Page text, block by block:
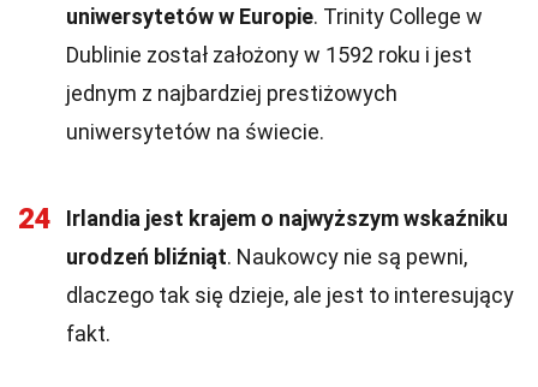
uniwersytetów w Europie. Trinity College w
Dublinie został założony w 1592 roku i jest
jednym z najbardziej prestiżowych
uniwersytetów na świecie.
24
Irlandia jest krajem o najwyższym wskaźniku
urodzeń bliźniąt. Naukowcy nie są pewni,
dlaczego tak się dzieje, ale jest to interesujący
fakt.